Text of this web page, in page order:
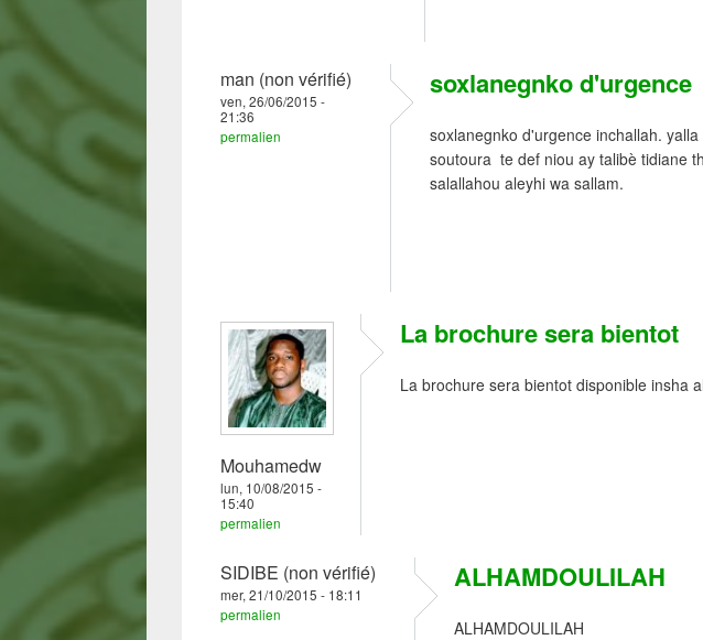
man (non vérifié)
ven, 26/06/2015 -
21:36
permalien
soxlanegnko d'urgence
soxlanegnko d'urgence inchallah.
soutoura te def niou ay talibè tidiane
salallahou aleyhi wa sallam.
Mouhamedw
lun, 10/08/2015 -
15:40
permalien
La brochure sera bientot
La brochure sera bientot disponible insha
SIDIBE (non vérifié)
mer, 21/10/2015 - 18:11
permalien
ALHAMDOULILAH
ALHAMDOULILAH